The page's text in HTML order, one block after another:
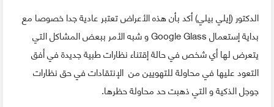
الدكتور (إيلي بيلي) أكد بأن هذه الأعراض تعتبر عادية جدا خصوصا مع
بداية إستعمال Google Glass و شبه الأمر ببعض المشاكل التي
يتعرض لها أي شخص في حالة إقتناء نظارات طبية جديدة في أفق
التعود عليها في محاولة للتهويين من الإنتقادات في حق نظارات
جوجل الذكية و التي ذهبت حد محاولة حظرها.